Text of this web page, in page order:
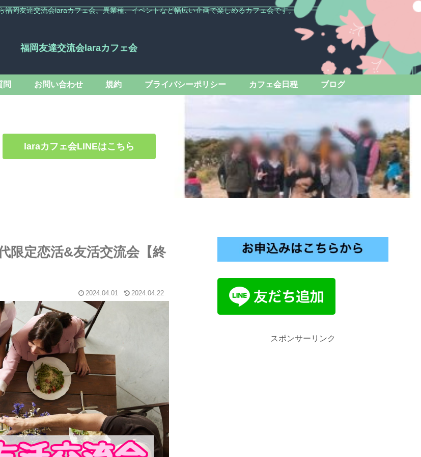
福岡友達交流会laraカフェ会。異業種、イベントなど幅広い企画で楽しめるカフェ会です。
福岡友達交流会laraカフェ会
問 お問い合わせ 規約 プライバシーポリシー カフェ会日程 ブログ
laraカフェ会LINEはこちら
限定恋活&友活交流会【終
2024.04.01 2024.04.22
スポンサーリンク